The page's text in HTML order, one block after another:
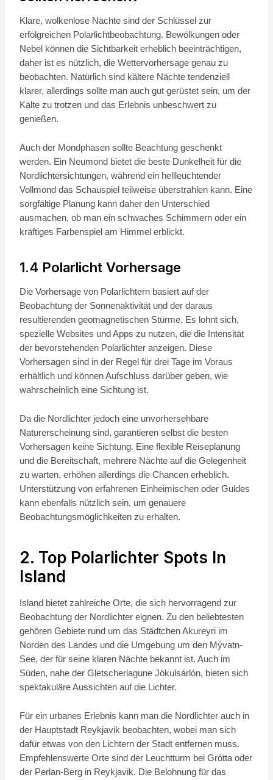
Klare, wolkenlose Nächte sind der Schlüssel zur
erfolgreichen Polarlichtbeobachtung. Bewölkungen oder
Nebel können die Sichtbarkeit erheblich beeinträchtigen,
daher ist es nützlich, die Wettervorhersage genau zu
beobachten. Natürlich sind kältere Nächte tendenziell
klarer, allerdings sollte man auch gut gerüstet sein, um der
Kälte zu trotzen und das Erlebnis unbeschwert zu
genießen.
Auch der Mondphasen sollte Beachtung geschenkt
werden. Ein Neumond bietet die beste Dunkelheit für die
Nordlichtersichtungen, während ein hellleuchtender
Vollmond das Schauspiel teilweise überstrahlen kann. Eine
sorgfältige Planung kann daher den Unterschied
ausmachen, ob man ein schwaches Schimmern oder ein
kräftiges Farbenspiel am Himmel erblickt.
1.4 Polarlicht Vorhersage
Die Vorhersage von Polarlichtern basiert auf der
Beobachtung der Sonnenaktivität und der daraus
resultierenden geomagnetischen Stürme. Es lohnt sich,
spezielle Websites und Apps zu nutzen, die die Intensität
der bevorstehenden Polarlichter anzeigen. Diese
Vorhersagen sind in der Regel für drei Tage im Voraus
erhältlich und können Aufschluss darüber geben, wie
wahrscheinlich eine Sichtung ist.
Da die Nordlichter jedoch eine unvorhersehbare
Naturerscheinung sind, garantieren selbst die besten
Vorhersagen keine Sichtung. Eine flexible Reiseplanung
und die Bereitschaft, mehrere Nächte auf die Gelegenheit
zu warten, erhöhen allerdings die Chancen erheblich.
Unterstützung von erfahrenen Einheimischen oder Guides
kann ebenfalls nützlich sein, um genauere
Beobachtungsmöglichkeiten zu erhalten.
2. Top Polarlichter Spots In
Island
Island bietet zahlreiche Orte, die sich hervorragend zur
Beobachtung der Nordlichter eignen. Zu den beliebtesten
gehören Gebiete rund um das Städtchen Akureyri im
Norden des Landes und die Umgebung um den Mývatn-
See, der für seine klaren Nächte bekannt ist. Auch im
Süden, nahe der Gletscherlagune Jökulsárlón, bieten sich
spektakuläre Aussichten auf die Lichter.
Für ein urbanes Erlebnis kann man die Nordlichter auch in
der Hauptstadt Reykjavik beobachten, wobei man sich
dafür etwas von den Lichtern der Stadt entfernen muss.
Empfehlenswerte Orte sind der Leuchtturm bei Grótta oder
der Perlan-Berg in Reykjavik. Die Belohnung für das